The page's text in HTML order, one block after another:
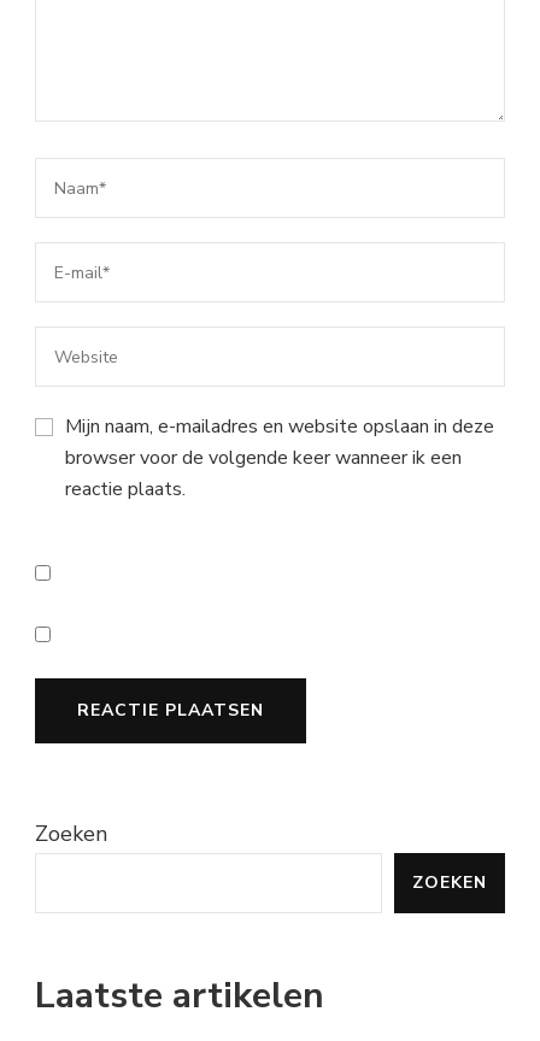
Mijn naam, e-mailadres en website opslaan in deze
browser voor de volgende keer wanneer ik een
reactie plaats.
Zoeken
ZOEKEN
Laatste artikelen